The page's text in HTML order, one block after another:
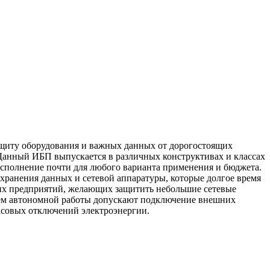
оборудования и важных данных от дорогостоящих
ИБП выпускается в различных конструктивах и классах
почти для любого варианта применения и бюджета.
данных и сетевой аппаратуры, которые долгое время
предприятий, желающих защитить небольшие сетевые
автономной работы допускают подключение внешних
отключений электроэнергии.